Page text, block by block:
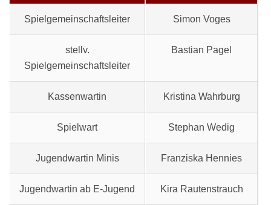
Spielgemeinschaftsleiter Simon Voges
stellv.
Spielgemeinschaftsleiter
Bastian Pagel
Kassenwartin Kristina Wahrburg
Spielwart Stephan Wedig
Jugendwartin Minis Franziska Hennies
Jugendwartin ab E-Jugend Kira Rautenstrauch